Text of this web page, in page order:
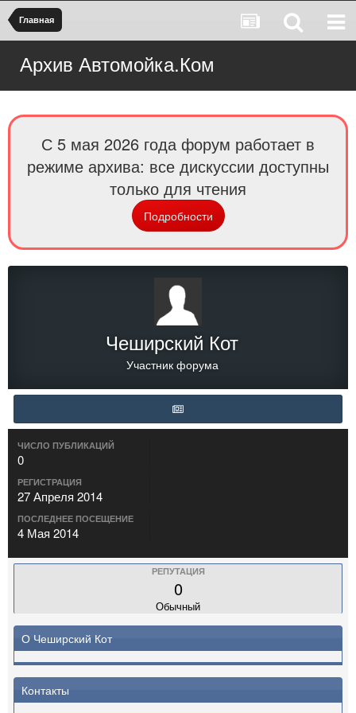
Главная
Архив Автомойка.Ком
С 5 мая 2026 года форум работает в
режиме архива: все дискуссии доступны
только для чтения
Подробности
Чеширский Кот
Участник форума
ЧИСЛО ПУБЛИКАЦИЙ
0
РЕГИСТРАЦИЯ
27 Апреля 2014
ПОСЛЕДНЕЕ ПОСЕЩЕНИЕ
4 Мая 2014
РЕПУТАЦИЯ
0
Обычный
О Чеширский Кот
Контакты